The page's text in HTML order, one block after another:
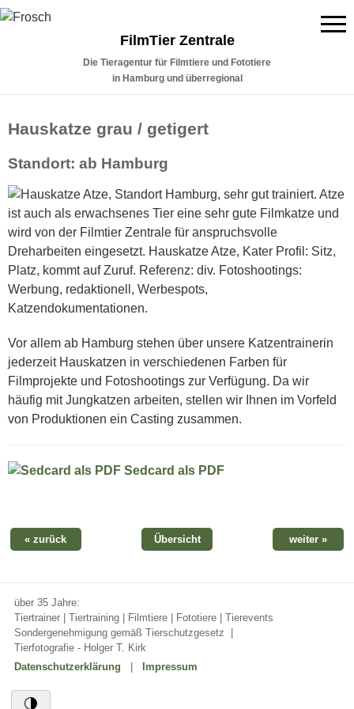
FilmTier Zentrale
Die Tieragentur für Filmtiere und Fototiere
in Hamburg und überregional
Hauskatze grau / getigert
Standort: ab Hamburg
Vor allem ab Hamburg stehen über unsere Katzentrainerin
jederzeit Hauskatzen in verschiedenen Farben für
Filmprojekte und Fotoshootings zur Verfügung. Da wir
häufig mit Jungkatzen arbeiten, stellen wir Ihnen im Vorfeld
von Produktionen ein Casting zusammen.
Sedcard als PDF
« zurück weiter »
Übersicht
über 35 Jahre:
Tiertrainer | Tiertraining | Filmtiere | Fototiere | Tierevents
Sondergenehmigung gemäß Tierschutzgesetz
Tierfotografie - Holger T. Kirk
Datenschutzerklärung
Impressum